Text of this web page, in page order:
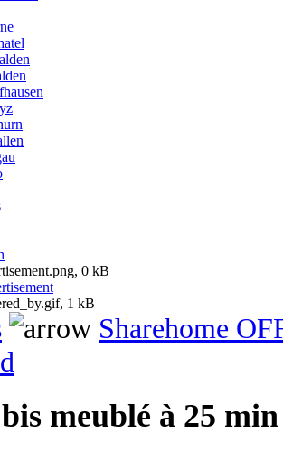
Sharehome
meublé à 25